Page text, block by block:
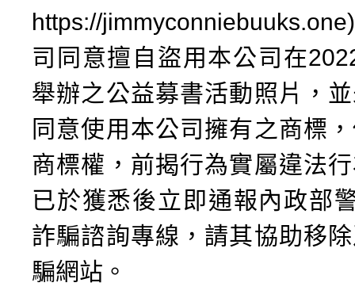
https://
司同意擅自盜用本公司在
舉辦之公益募書活動照片，
同意使用本公司擁有之商標
商標權，前揭行為實屬違法
已於獲悉後立即通報內政部
詐騙諮詢專線，請其協助移
騙網站。